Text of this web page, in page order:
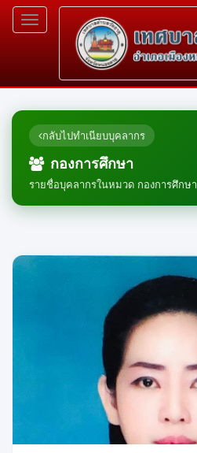
Toggle
navigation
กลับไปทำเนียบบุคลากร
กองการศึกษา
รายชื่อบุคลากรในหมวด กองการศึกษา